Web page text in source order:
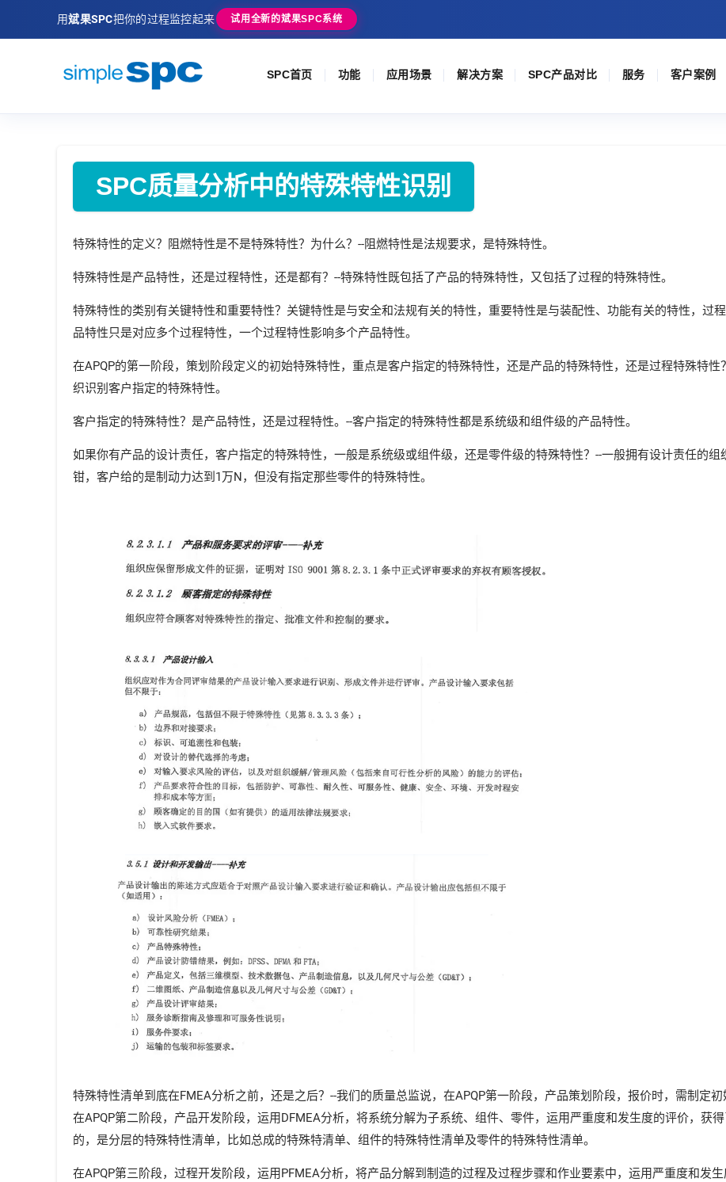
用斌果SPC把你的过程监控起来 试用全新的斌果SPC系统
SPC首页 功能 应用场景 解决方案 SPC产品对比 服务 客户案例
SPC质量分析中的特殊特性识别
特殊特性的定义？阻燃特性是不是特殊特性？为什么？--阻燃特性是法规要求，是特殊特性。
特殊特性是产品特性，还是过程特性，还是都有？--特殊特性既包括了产品的特殊特性，又包括了过程的特殊特性。
特殊特性的类别有关键特性和重要特性？关键特性是与安全和法规有关的特性，重要特性是与装配性、功能有关的特性，过
品特性只是对应多个过程特性，一个过程特性影响多个产品特性。
在APQP的第一阶段，策划阶段定义的初始特殊特性，重点是客户指定的特殊特性，还是产品的特殊特性，还是过程特殊特性
织识别客户指定的特殊特性。
客户指定的特殊特性？是产品特性，还是过程特性。--客户指定的特殊特性都是系统级和组件级的产品特性。
如果你有产品的设计责任，客户指定的特殊特性，一般是系统级或组件级，还是零件级的特殊特性？--一般拥有设计责任的
钳，客户给的是制动力达到1万N，但没有指定那些零件的特殊特性。
特殊特性清单到底在FMEA分析之前，还是之后？--我们的质量总监说，在APQP第一阶段，产品策划阶段，报价时，需制定初
在APQP第二阶段，产品开发阶段，运用DFMEA分析，将系统分解为子系统、组件、零件，运用严重度和发生度的评价，获
的，是分层的特殊特性清单，比如总成的特殊特清单、组件的特殊特性清单及零件的特殊特性清单。
在APQP第三阶段，过程开发阶段，运用PFMEA分析，将产品分解到制造的过程及过程步骤和作业要素中，运用严重度和发